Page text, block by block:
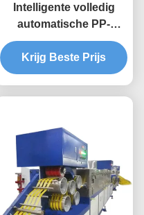
Intelligente volledig
automatische PP-
bandrolmachine
Krijg Beste Prijs